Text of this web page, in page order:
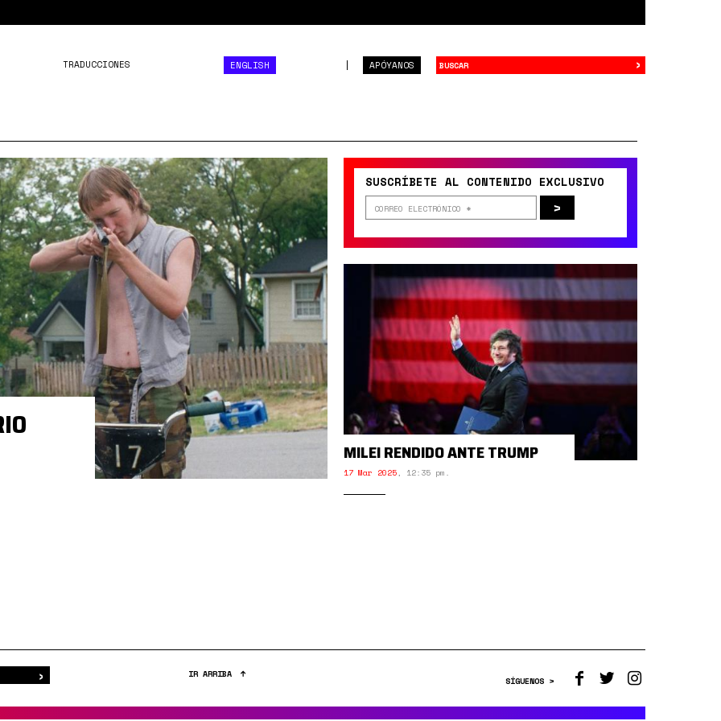
APÓYANOS
TRADUCCIONES ENGLISH ›
SUSCRÍBETE AL CONTENIDO EXCLUSIVO
>
MILEI RENDIDO ANTE TRUMP
17 Mar 2025, 12:35 pm.
› IR ARRIBA
SÍGUENOS >